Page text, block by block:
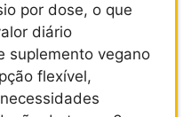
por dose, o que
diário
suplemento vegano
flexível,